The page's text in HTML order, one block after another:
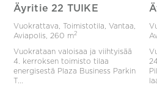
Äyritie 22 TUIKE
Vuokrattava, Toimistotila, Vantaa,
Aviapolis,
260 m2
Vuokrataan valoisaa ja viihtyisää
4. kerroksen toimisto tilaa
energisestä Plaza Business Parkin
T...